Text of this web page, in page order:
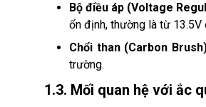
Bộ điều áp (Voltage
ổn định, thường là từ
Chổi than (Carbon
trường.
1.3. Mối quan hệ với ắc